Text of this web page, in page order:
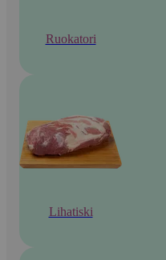
Ruokatori
Lihatiski